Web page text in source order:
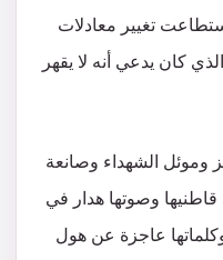
تغيير معادلات
كان يدعي أنه لا يقهر
وموئل الشهداء وصانعة
قاطنيها وصوتها هدار في
عاجزة عن هول